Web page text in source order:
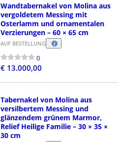
Wandtabernakel von Molina aus
vergoldetem Messing mit
Osterlamm und ornamentalen
Verzierungen – 60 × 65 cm
AUF BESTELLUNG
0
€ 13.000,00
Tabernakel von Molina aus
versilbertem Messing und
glänzendem grünem Marmor,
Relief Heilige Familie – 30 × 35 ×
30 cm